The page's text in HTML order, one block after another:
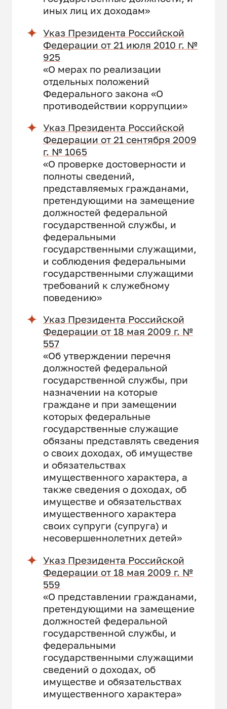
иных лиц их доходам»
Указ Президента Российской
Федерации от 21 июля 2010 г. №
925
«О мерах по реализации
отдельных положений
Федерального закона «О
противодействии коррупции»
Указ Президента Российской
Федерации от 21 сентября 2009
г. № 1065
«О проверке достоверности и
полноты сведений,
представляемых гражданами,
претендующими на замещение
должностей федеральной
государственной службы, и
федеральными
государственными служащими,
и соблюдения федеральными
государственными служащими
требований к служебному
поведению»
Указ Президента Российской
Федерации от 18 мая 2009 г. №
557
«Об утверждении перечня
должностей федеральной
государственной службы, при
назначении на которые
граждане и при замещении
которых федеральные
государственные служащие
обязаны представлять сведения
о своих доходах, об имуществе
и обязательствах
имущественного характера, а
также сведения о доходах, об
имуществе и обязательствах
имущественного характера
своих супруги (супруга) и
несовершеннолетних детей»
Указ Президента Российской
Федерации от 18 мая 2009 г. №
559
«О представлении гражданами,
претендующими на замещение
должностей федеральной
государственной службы, и
федеральными
государственными служащими
сведений о доходах, об
имуществе и обязательствах
имущественного характера»